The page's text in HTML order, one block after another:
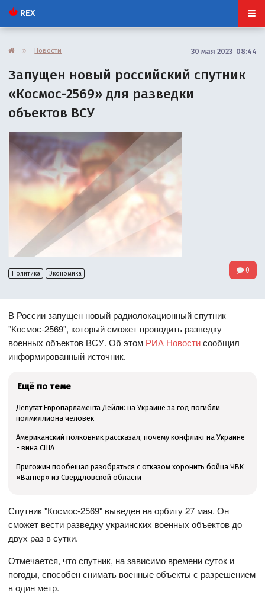
REX
» Новости 30 мая 2023 08:44
Запущен новый российский спутник
«Космос-2569» для разведки
объектов ВСУ
Политика Экономика 0
В России запущен новый радиолокационный спутник
"Космос-2569", который сможет проводить разведку
военных объектов ВСУ. Об этом РИА Новостисообщил
информированный источник.
Ещё по теме
Депутат Европарламента Дейли: на Украине за год погибли
полмиллиона человек
Американский полковник рассказал, почему конфликт на Украине
- вина США
Пригожин пообещал разобраться с отказом хоронить бойца ЧВК
«Вагнер» из Свердловской области
Спутник "Космос-2569" выведен на орбиту 27 мая. Он
сможет вести разведку украинских военных объектов до
двух раз в сутки.
Отмечается, что спутник, на зависимо времени суток и
погоды, способен снимать военные объекты с разрешением
в один метр.